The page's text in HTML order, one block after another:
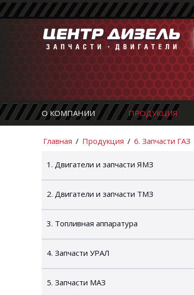
О КОМПАНИИ ПРОДУКЦИЯ
Главная / Продукция / 6. Запчасти ГАЗ
1. Двигатели и запчасти ЯМЗ
2. Двигатели и запчасти ТМЗ
3. Топливная аппаратура
4. Запчасти УРАЛ
5. Запчасти МАЗ